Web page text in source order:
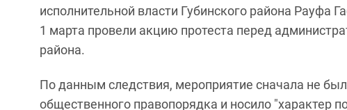
исполнительной власти Губинского района Рауфа
1 марта провели акцию протеста перед
района.
По данным следствия, мероприятие сначала не
общественного правопорядка и носило "характер